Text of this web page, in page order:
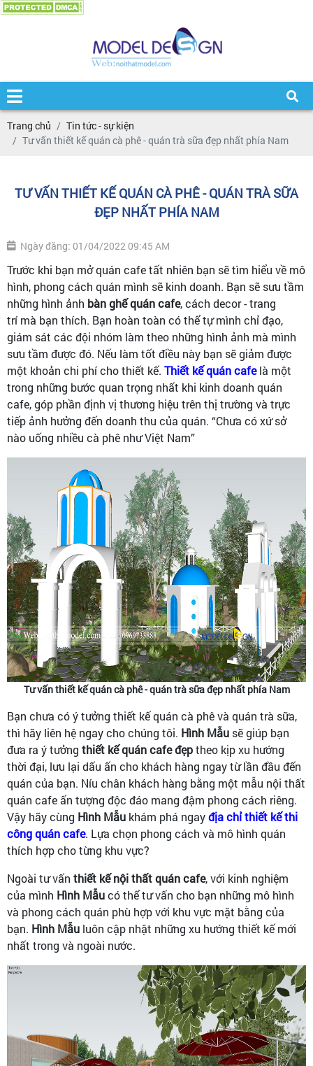
Trang chủ
Tin tức - sự kiện
Tư vấn thiết kế quán cà phê - quán trà sữa đẹp nhất phía Nam
TƯ VẤN THIẾT KẾ QUÁN CÀ PHÊ - QUÁN TRÀ SỮA
ĐẸP NHẤT PHÍA NAM
Ngày đăng: 01/04/2022 09:45 AM
Trước khi bạn mở quán cafe tất nhiên bạn sẽ tìm hiểu về mô
hình, phong cách quán mình sẽ kinh doanh. Bạn sẽ sưu tầm
những hình ảnh bàn ghế quán cafe, cách decor - trang
trí mà bạn thích. Bạn hoàn toàn có thể tự mình chỉ đạo,
giám sát các đội nhóm làm theo những hình ảnh mà mình
sưu tầm được đó. Nếu làm tốt điều này bạn sẽ giảm được
một khoản chi phí cho thiết kế. Thiết kế quán cafelà một
trong những bước quan trọng nhất khi kinh doanh quán
cafe, góp phần định vị thương hiệu trên thị trường và trực
tiếp ảnh hưởng đến doanh thu của quán. “Chưa có xứ sở
nào uống nhiều cà phê như Việt Nam”
Tư vấn thiết kế quán cà phê - quán trà sữa đẹp nhất phía Nam
Bạn chưa có ý tưởng thiết kế quán cà phê và quán trà sữa,
thì hãy liên hệ ngay cho chúng tôi. Hình Mẫu sẽ giúp bạn
đưa ra ý tưởng thiết kế quán cafe đẹptheo kịp xu hướng
thời đại, lưu lại dấu ấn cho khách hàng ngay từ lần đầu đến
quán của bạn. Níu chân khách hàng bằng một mẫu nội thất
quán cafe ấn tượng độc đáo mang đậm phong cách riêng.
Vậy hãy cùng Hình Mẫu khám phá ngayđịa chỉ thiết kế thi
công quán cafe. Lựa chọn phong cách và mô hình quán
thích hợp cho từng khu vực?
Ngoài tư vấn thiết kế nội thất quán cafe, với kinh nghiệm
của mình Hình Mẫucó thể tư vấn cho bạn những mô hình
và phong cách quán phù hợp với khu vực mặt bằng của
bạn. Hình Mẫu luôn cập nhật những xu hướng thiết kế mới
nhất trong và ngoài nước.